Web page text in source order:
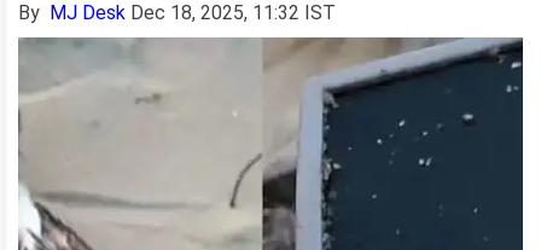
By MJ Desk Dec 18, 2025, 11:32 IST